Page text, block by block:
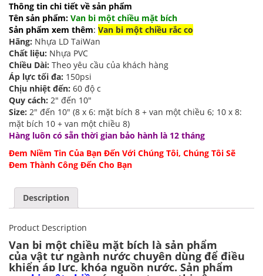
Thông tin chi tiết về sản phẩm
Tên sản phẩm: Van bi một chiều mặt bích
Sản phẩm xem thêm: Van bi một chiều rắc co
Hãng: Nhựa LD TaiWan
Chất liệu: Nhựa PVC
Chiều Dài: Theo yêu cầu của khách hàng
Áp lực tối đa: 150psi
Chịu nhiệt đến: 60 độ c
Quy cách: 2″ đến 10″
Size: 2″ đến 10″ (8 x 6: mặt bích 8 + van một chiều 6; 10 x 8:
mặt bích 10 + van một chiều 8)
Hàng luôn có sẵn thời gian bảo hành là 12 tháng
Đem Niềm Tin Của Bạn Đến Với Chúng Tôi, Chúng Tôi Sẽ
Đem Thành Công Đến Cho Bạn
Description
Product Description
Van bi một chiều mặt bích là sản phẩm
của vật tư ngành nước chuyên dùng để điều
khiển áp lực, khóa nguồn nước. Sản phẩm